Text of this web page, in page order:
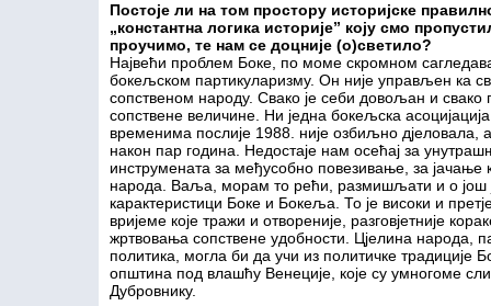
Постоје ли на том простору историјске
„константна логика историје” коју смо
проучимо, те нам се доцније (о)светило?
Највећи проблем Боке, по моме скромном
бокељском партикуларизму. Он није управљен ка
сопственом народу. Свако је себи довољан и свако
сопствене величине. Ни једна бокељска
временима послије 1988. није озбиљно дјеловала,
након пар година. Недостаје нам осећај за
инструмената за међусобно повезивање, за јачање
народа. Ваља, морам то рећи, размишљати и о још
карактеристици Боке и Бокеља. То је високи и
вријеме које тражи и отвореније, разговјетније
жртвовања сопствене удобности. Цјелина народа,
политика, могла би да учи из политичке традиције
општина под влашћу Венеције, које су умногоме
Дубровнику.